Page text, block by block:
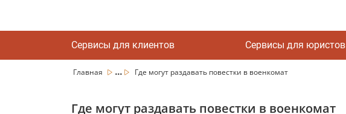
Сервисы для клиентов Сервисы для юристов
Главная ... Где могут раздавать повестки в военкомат
Где могут раздавать повестки в военкомат